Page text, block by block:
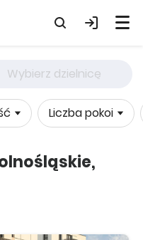
Wybierz dzielnicę
Liczba pokoi